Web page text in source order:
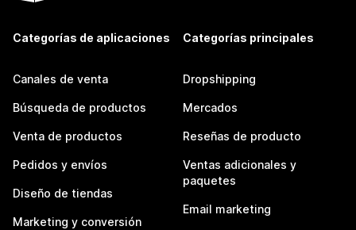
Categorías de aplicaciones
Canales de venta
Búsqueda de productos
Venta de productos
Pedidos y envíos
Diseño de tiendas
Marketing y conversión
Categorías principales
Dropshipping
Mercados
Reseñas de producto
Ventas adicionales y
paquetes
Email marketing